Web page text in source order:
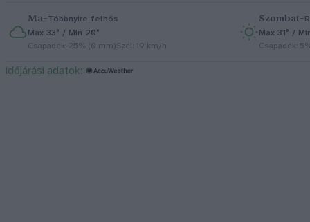
Ma–Többnyire felhős
Max 33° / Min 20°
Csapadék: 25% (0 mm)Szél: 19 km/h
Szombat–
Max 31° /
Csapadék:
időjárási adatok: